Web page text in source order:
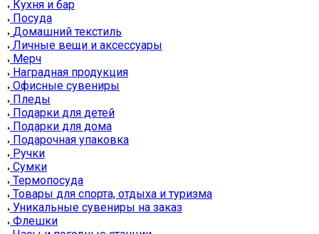
Кухня и бар
Посуда
Домашний текстиль
Личные вещи и аксессуары
Мерч
Наградная продукция
Офисные сувениры
Пледы
Подарки для детей
Подарки для дома
Подарочная упаковка
Ручки
Сумки
Термопосуда
Товары для спорта, отдыха и туризма
Уникальные сувениры на заказ
Флешки